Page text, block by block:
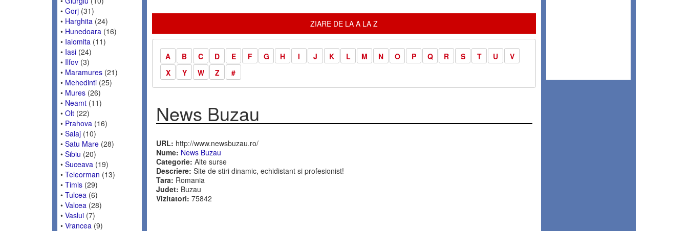
• Gorj (31)
• Harghita (24)
• Hunedoara (16)
• Ialomita (11)
• Iasi (24)
• Ilfov (3)
• Maramures (21)
• Mehedinti (25)
• Mures (26)
• Neamt (11)
• Olt (22)
• Prahova (16)
• Salaj (10)
• Satu Mare (28)
• Sibiu (20)
• Suceava (19)
• Teleorman (13)
• Timis (29)
• Tulcea (6)
• Valcea (28)
• Vaslui (7)
• Vrancea (9)
ZIARE DE LA A LA Z
A B C D E F G H I J K L M N O P Q R S T U
V
X
Y W Z #
News Buzau
URL: http://www.newsbuzau.ro/
Nume: News Buzau
Categorie: Alte surse
Descriere: Site de stiri dinamic, echidistant si profesionist!
Tara: Romania
Judet: Buzau
Vizitatori: 75842